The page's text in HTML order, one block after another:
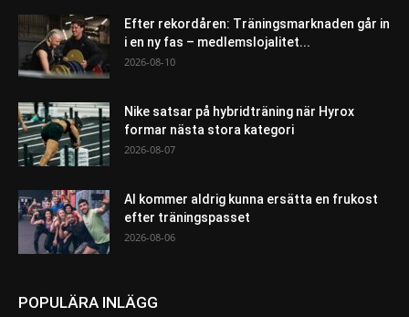
Efter rekordåren: Träningsmarknaden går in
i en ny fas – medlemslojalitet...
2026-08-10
Nike satsar på hybridträning när Hyrox
formar nästa stora kategori
2026-08-07
AI kommer aldrig kunna ersätta en frukost
efter träningspasset
2026-08-06
POPULÄRA INLÄGG